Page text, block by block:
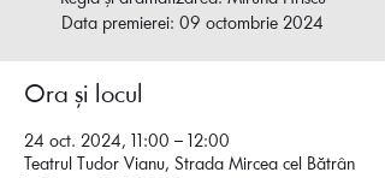
Data premierei: 09 octombrie 2024
Ora și locul
24 oct. 2024, 11:00 – 12:00
Teatrul Tudor Vianu, Strada Mircea cel Bătrân